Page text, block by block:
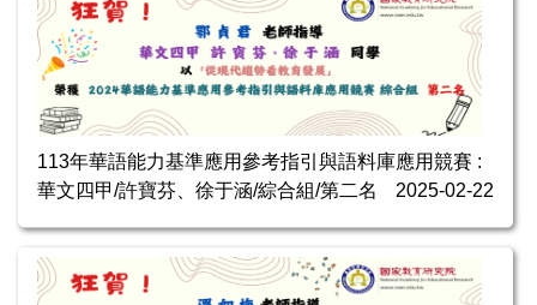
113年華語能力基準應用參考指引與語料庫應用競賽 :
華文四甲/許寶芬、徐于涵/綜合組/第二名
2025-02-22